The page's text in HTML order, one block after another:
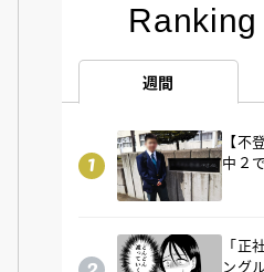
Ranking
週間
【不
中２
「
を”
「正
ング